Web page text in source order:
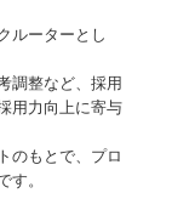
ルーターとし
調整など、採用
用力向上に寄与
のもとで、プロ
す。